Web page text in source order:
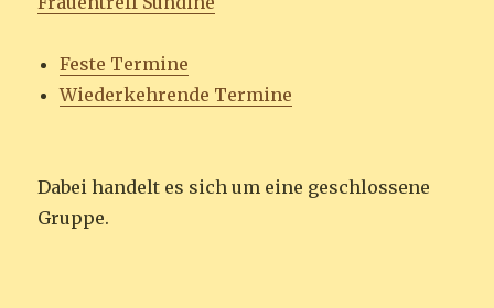
Feste Termine
Wiederkehrende Termine
Dabei handelt es sich um eine geschlossene
Gruppe.